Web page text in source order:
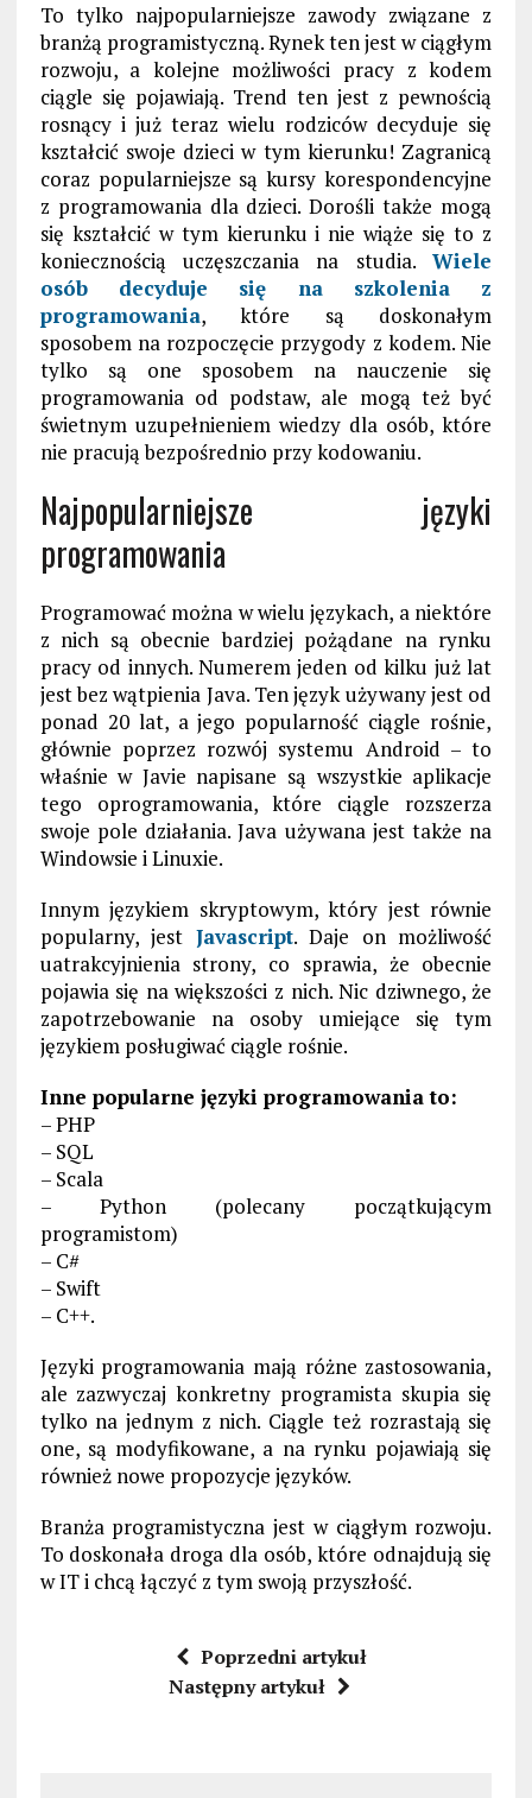
To tylko najpopularniejsze zawody związane z
branżą programistyczną. Rynek ten jest w ciągłym
rozwoju, a kolejne możliwości pracy z kodem
ciągle się pojawiają. Trend ten jest z pewnością
rosnący i już teraz wielu rodziców decyduje się
kształcić swoje dzieci w tym kierunku! Zagranicą
coraz popularniejsze są kursy korespondencyjne
z programowania dla dzieci. Dorośli także mogą
się kształcić w tym kierunku i nie wiąże się to z
koniecznością uczęszczania na studia.Wiele
osób decyduje się na szkolenia z
programowania, które są doskonałym
sposobem na rozpoczęcie przygody z kodem. Nie
tylko są one sposobem na nauczenie się
programowania od podstaw, ale mogą też być
świetnym uzupełnieniem wiedzy dla osób, które
nie pracują bezpośrednio przy kodowaniu.
Najpopularniejsze języki
programowania
Programować można w wielu językach, a niektóre
z nich są obecnie bardziej pożądane na rynku
pracy od innych. Numerem jeden od kilku już lat
jest bez wątpienia Java. Ten język używany jest od
ponad 20 lat, a jego popularność ciągle rośnie,
głównie poprzez rozwój systemu Android – to
właśnie w Javie napisane są wszystkie aplikacje
tego oprogramowania, które ciągle rozszerza
swoje pole działania. Java używana jest także na
Windowsie i Linuxie.
Innym językiem skryptowym, który jest równie
popularny, jest Javascript. Daje on możliwość
uatrakcyjnienia strony, co sprawia, że obecnie
pojawia się na większości z nich. Nic dziwnego, że
zapotrzebowanie na osoby umiejące się tym
językiem posługiwać ciągle rośnie.
Inne popularne języki programowania to:
– PHP
– SQL
– Scala
– Python (polecany początkującym
programistom)
– C#
– Swift
– C++.
Języki programowania mają różne zastosowania,
ale zazwyczaj konkretny programista skupia się
tylko na jednym z nich. Ciągle też rozrastają się
one, są modyfikowane, a na rynku pojawiają się
również nowe propozycje języków.
Branża programistyczna jest w ciągłym rozwoju.
To doskonała droga dla osób, które odnajdują się
w IT i chcą łączyć z tym swoją przyszłość.
Poprzedni artykuł
Następny artykuł